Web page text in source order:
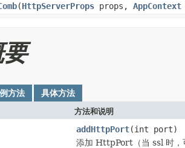
(HttpServerProps props, AppContext
方法 具体方法
方法和说明
addHttpPort(int port)
添加 HttpPort（当 ssl 时